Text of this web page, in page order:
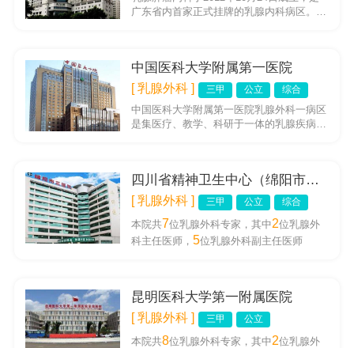
广东省内首家正式挂牌的乳腺内科病区。作
中国医科大学附属第一医院
[ 乳腺外科 ] 三甲 公立 综合
中国医科大学附属第一医院乳腺外科一病区
是集医疗、教学、科研于一体的乳腺疾病诊
四川省精神卫生中心（绵阳市第三人民医院）
[ 乳腺外科 ] 三甲 公立 综合
本院共7位乳腺外科专家，其中2位乳腺外
科主任医师，5位乳腺外科副主任医师
昆明医科大学第一附属医院
[ 乳腺外科 ] 三甲 公立
本院共8位乳腺外科专家，其中2位乳腺外